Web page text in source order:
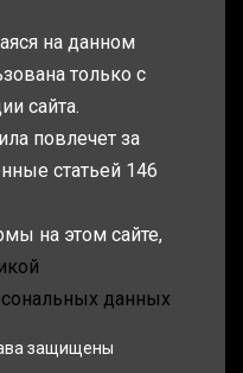
на данном
только с
сайта.
повлечет за
статьей 146
на этом сайте,
данных
защищены